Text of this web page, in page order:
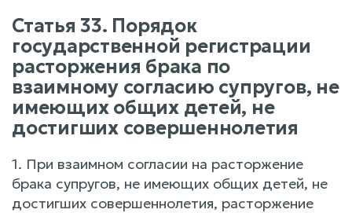
Статья 33. Порядок
государственной регистрации
расторжения брака по
взаимному согласию супругов, не
имеющих общих детей, не
достигших совершеннолетия
1. При взаимном согласии на расторжение
брака супругов, не имеющих общих детей, не
достигших совершеннолетия, расторжение